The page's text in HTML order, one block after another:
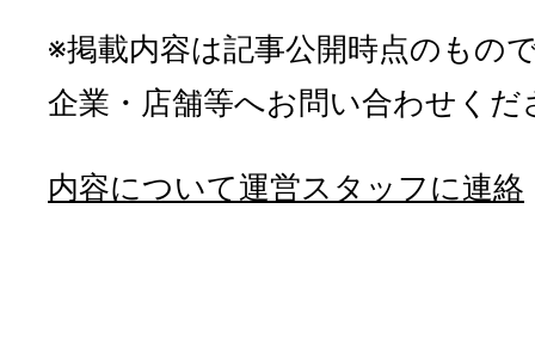
※掲載内容は記事公開時点のもの
企業・店舗等へお問い合わせくだ
内容について運営スタッフに連絡